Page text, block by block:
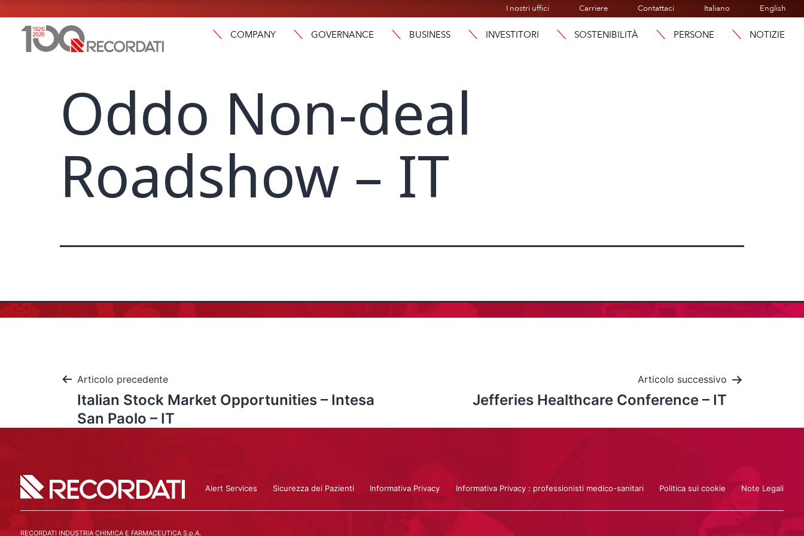
I nostri uffici Carriere Contattaci Italiano English
COMPANY GOVERNANCE BUSINESS INVESTITORI SOSTENIBILITÀ PERSONE NOTIZIE
Oddo Non-deal
Roadshow – IT
Articolo precedente
Italian Stock Market Opportunities – Intesa
San Paolo – IT
Articolo successivo
Jefferies Healthcare Conference – IT
Alert Services Sicurezza dei Pazienti Informativa Privacy Informativa Privacy : professionisti medico-sanitari Politica sui cookie Note Legali
RECORDATI INDUSTRIA CHIMICA E FARMACEUTICA S.p.A.